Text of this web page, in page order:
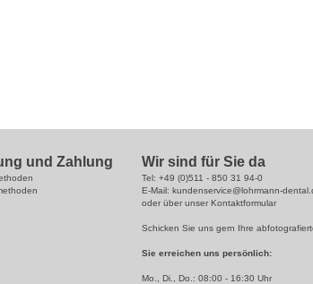
und Zahlung Wir sind für Sie da
Tel: +49 (0)511 - 850 31 94-0
E-Mail: kundenservice@lohrmann-
oder über unser Kontaktformular
Schicken Sie uns gern Ihre
Sie erreichen uns persönlich:
Mo., Di., Do.: 08:00 - 16:30 Uhr